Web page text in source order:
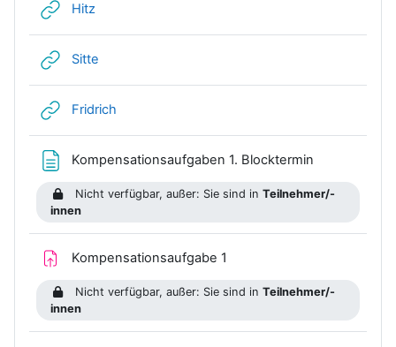
Hitz
Sitte
Fridrich
Kompensationsaufgaben 1. Blocktermin
Nicht verfügbar, außer: Sie sind inTeilnehmer/-
innen
Kompensationsaufgabe 1
Nicht verfügbar, außer: Sie sind inTeilnehmer/-
innen